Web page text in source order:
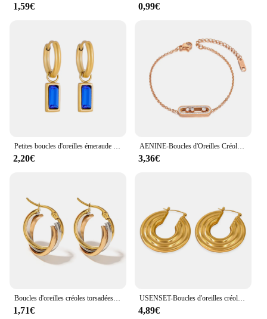
1,59€ 0,99€
2,20€
AENINE-Boucles d'Oreilles Créoles Coulissantes en Acier Inoxydable pour Femme, Clip CZ, Strass de ixChimBohème, Pendentifs Gland 22056
3,36€
1,71€
USENSET-Boucles d'oreilles créoles en acier inoxydable, bijoux d'oreille ronds polis, anti-allergique, 40mm
4,89€